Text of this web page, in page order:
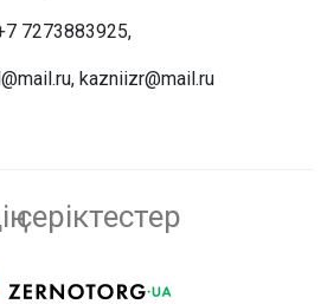
7273883925,
kazniizr@mail.ru
серіктестер